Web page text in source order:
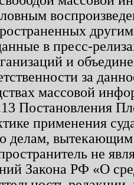
в пресс-
и
за
массовой
Постановления
применения
делам, вытекающим
не
Закона РФ «О